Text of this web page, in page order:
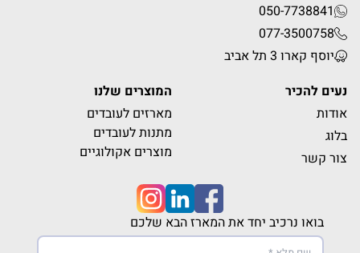
050-7738841
077-3500758
יוסף קארו 3 תל אביב
נעים להכיר
אודות
בלוג
צור קשר
המוצרים שלנו
מארזים לעובדים
מתנות לעובדים
מוצרים אקולוגיים
בואו נרכיב יחד את המארז הבא שלכם